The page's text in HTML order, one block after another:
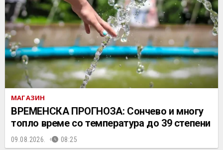
МАГАЗИН
ВРЕМЕНСКА ПРОГНОЗА: Сончево и многу
топло време со температура до 39 степени
09.08.2026. 08:25